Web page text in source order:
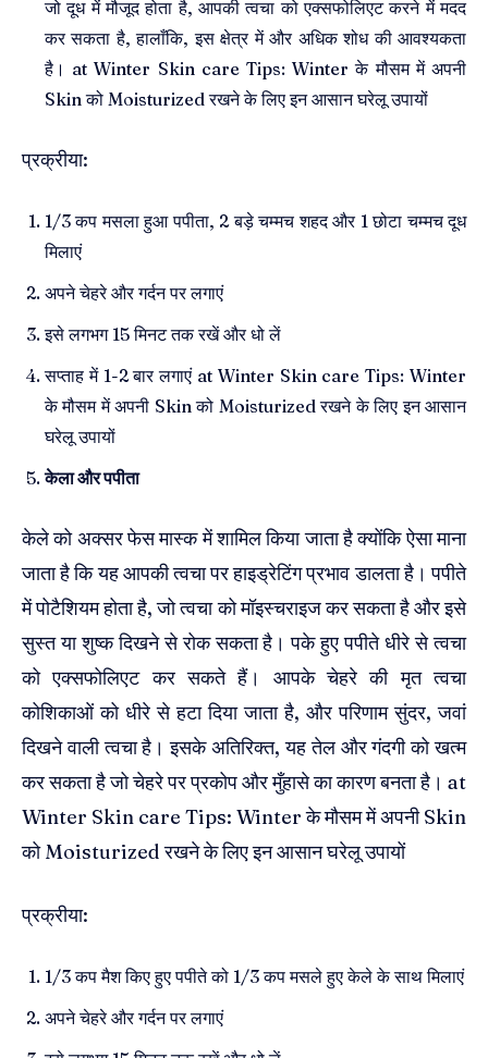
जो दूध में मौजूद होता है, आपकी त्वचा को एक्सफोलिएट करने में मदद
कर सकता है, हालाँकि, इस क्षेत्र में और अधिक शोध की आवश्यकता
है। at Winter Skin care Tips: Winter के मौसम में अपनी
Skin को Moisturized रखने के लिए इन आसान घरेलू उपायों
प्रक्रीया:
1/3 कप मसला हुआ पपीता, 2 बड़े चम्मच शहद और 1 छोटा चम्मच दूध
मिलाएं
अपने चेहरे और गर्दन पर लगाएं
इसे लगभग 15 मिनट तक रखें और धो लें
सप्ताह में 1-2 बार लगाएं at Winter Skin care Tips: Winter
के मौसम में अपनी Skin को Moisturized रखने के लिए इन आसान
घरेलू उपायों
केला और पपीता
केले को अक्सर फेस मास्क में शामिल किया जाता है क्योंकि ऐसा माना
जाता है कि यह आपकी त्वचा पर हाइड्रेटिंग प्रभाव डालता है। पपीते
में पोटैशियम होता है, जो त्वचा को मॉइस्चराइज कर सकता है और इसे
सुस्त या शुष्क दिखने से रोक सकता है। पके हुए पपीते धीरे से त्वचा
को एक्सफोलिएट कर सकते हैं। आपके चेहरे की मृत त्वचा
कोशिकाओं को धीरे से हटा दिया जाता है, और परिणाम सुंदर, जवां
दिखने वाली त्वचा है। इसके अतिरिक्त, यह तेल और गंदगी को खत्म
कर सकता है जो चेहरे पर प्रकोप और मुँहासे का कारण बनता है। at
Winter Skin care Tips: Winter के मौसम में अपनी Skin
को Moisturized रखने के लिए इन आसान घरेलू उपायों
प्रक्रीया:
1/3 कप मैश किए हुए पपीते को 1/3 कप मसले हुए केले के साथ मिलाएं
अपने चेहरे और गर्दन पर लगाएं